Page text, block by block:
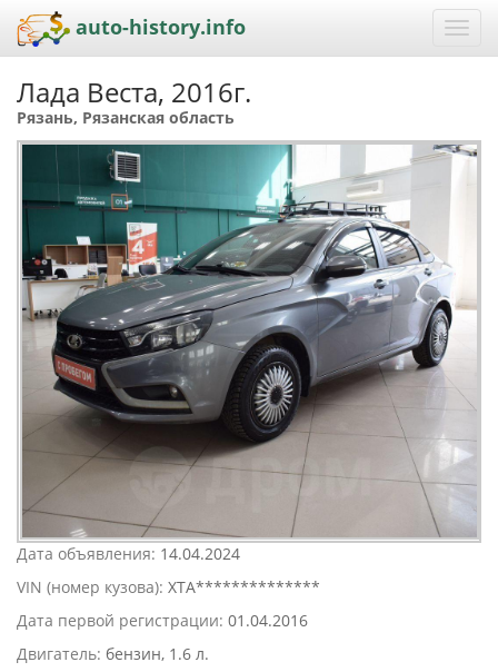
auto-history.info
Лада Веста, 2016г.
Рязань, Рязанская область
Дата объявления: 14.04.2024
VIN (номер кузова): XTA**************
Дата первой регистрации: 01.04.2016
Двигатель: бензин, 1.6 л.